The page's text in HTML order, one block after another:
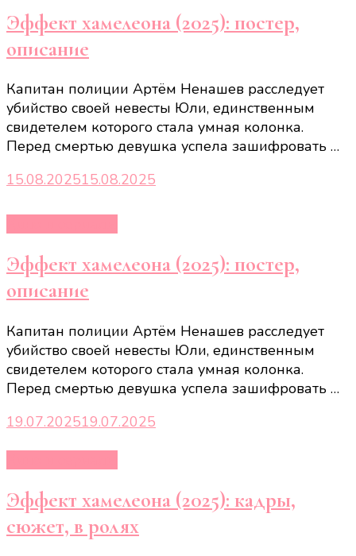
Эффект хамелеона (2025): постер,
описание
Капитан полиции Артём Ненашев расследует
убийство своей невесты Юли, единственным
свидетелем которого стала умная колонка.
Перед смертью девушка успела зашифровать …
15.08.202515.08.2025
Эффект хамелеона (2025): постер,
описание
Капитан полиции Артём Ненашев расследует
убийство своей невесты Юли, единственным
свидетелем которого стала умная колонка.
Перед смертью девушка успела зашифровать …
19.07.202519.07.2025
Эффект хамелеона (2025): кадры,
сюжет, в ролях